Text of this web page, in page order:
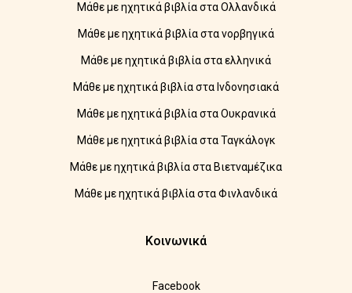
Μάθε με ηχητικά βιβλία στα Ολλανδικά
Μάθε με ηχητικά βιβλία στα νορβηγικά
Μάθε με ηχητικά βιβλία στα ελληνικά
Μάθε με ηχητικά βιβλία στα Ινδονησιακά
Μάθε με ηχητικά βιβλία στα Ουκρανικά
Μάθε με ηχητικά βιβλία στα Ταγκάλογκ
Μάθε με ηχητικά βιβλία στα Βιετναμέζικα
Μάθε με ηχητικά βιβλία στα Φινλανδικά
Κοινωνικά
Facebook